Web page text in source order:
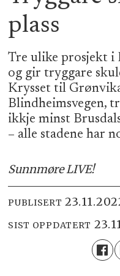
plass
Tre ulike prosjekt i
og gir tryggare
Krysset til
Blindheimsvegen,
ikkje minst
– alle stadene har
Sunnmøre LIVE!
PUBLISERT
SIST OPPDATERT